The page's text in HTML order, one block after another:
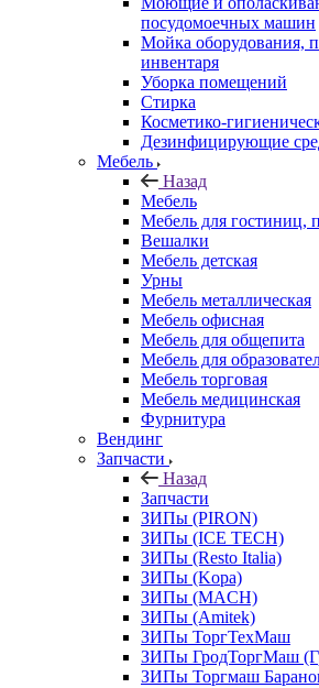
посудомоечных машин
Мойка оборудования,
инвентаря
Уборка помещений
Стирка
Косметико-
Дезинфицирующие
Мебель
Назад
Мебель
Мебель для гостиниц,
Вешалки
Мебель детская
Урны
Мебель металлическая
Мебель офисная
Мебель для общепита
Мебель для
Мебель торговая
Мебель медицинская
Фурнитура
Вендинг
Запчасти
Назад
Запчасти
ЗИПы (PIRON)
ЗИПы (ICE TECH)
ЗИПы (Resto Italia)
ЗИПы (Kopa)
ЗИПы (MACH)
ЗИПы (Amitek)
ЗИПы ТоргТехМаш
ЗИПы ГродТоргМаш
ЗИПы Торгмаш